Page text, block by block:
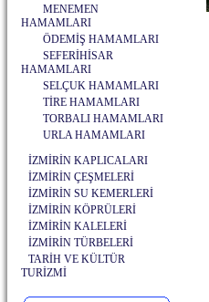
MENEMEN
HAMAMLARI
ÖDEMİŞ HAMAMLARI
SEFERİHİSAR
HAMAMLARI
SELÇUK HAMAMLARI
TİRE HAMAMLARI
TORBALI HAMAMLARI
URLA HAMAMLARI
İZMİRİN KAPLICALARI
İZMİRİN ÇEŞMELERİ
İZMİRİN SU KEMERLERİ
İZMİRİN KÖPRÜLERİ
İZMİRİN KALELERİ
İZMİRİN TÜRBELERİ
TARİH VE KÜLTÜR
TURİZMİ